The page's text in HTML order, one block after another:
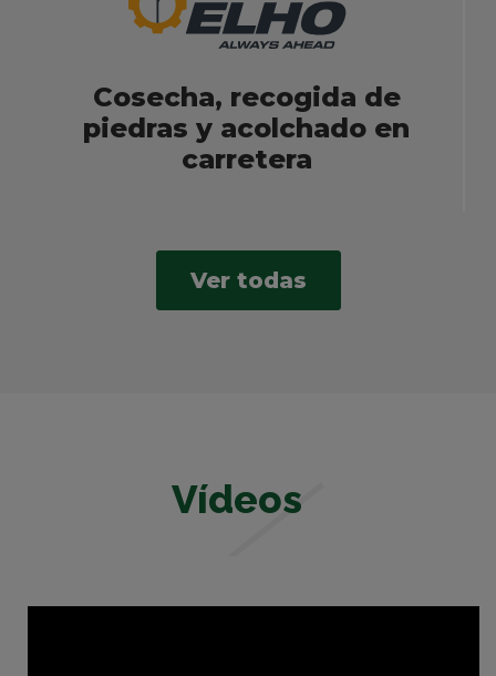
Cosecha, recogida de
piedras y acolchado en
carretera
Ver todas
Vídeos